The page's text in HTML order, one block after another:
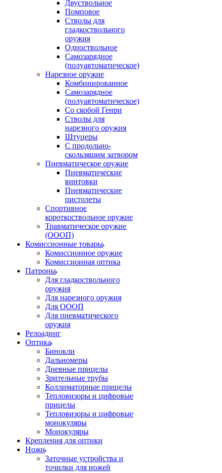
Двуствольное
Помповое
Стволы для
гладкоствольного
оружия
Одноствольное
Самозарядное
(полуавтоматическое)
Нарезное оружие
Комбинированное
Самозарядное
(полуавтоматическое)
Со скобой Генри
Стволы для
нарезного оружия
Штуцеры
С продольно-
скользящим затвором
Пневматическое оружие
Пневматические
винтовки
Пневматические
пистолеты
Спортивное
короткоствольное оружие
Травматическое оружие
(ОООП)
Комиссионные товары
Комиссионное оружие
Комиссионная оптика
Патроны
Для гладкоствольного
оружия
Для нарезного оружия
Для ОООП
Для пневматического
оружия
Релоадинг
Оптика
Бинокли
Дальномеры
Дневные прицелы
Зрительные трубы
Коллиматорные прицелы
Тепловизоры и цифровые
прицелы
Тепловизоры и цифровые
монокуляры
Монокуляры
Крепления для оптики
Ножи
Заточные устройства и
точилки для ножей